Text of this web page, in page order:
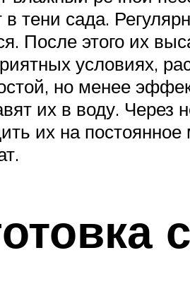
в тени сада.
После этого их
условиях,
но менее
их в воду. Через
их на